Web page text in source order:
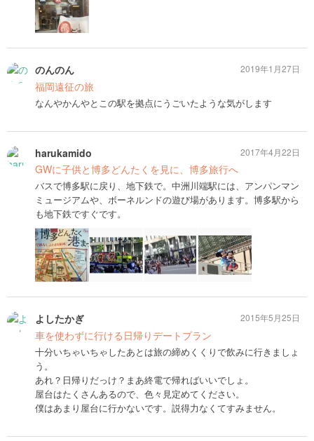
のんのん
福岡遠征の旅
なんやかんやとこの駅を拠点にうごいたような気がします
2019年1月27日
harukamido
GWに子供と博多どんたくを見に、博多旅行へ
バスで博多駅に戻り、地下鉄で。中洲川端駅には、アンパンマン
ミュージアムや、ボーネルンドの遊び場があります。博多駅から
も地下鉄ですぐです。
2017年4月22日
よしたかぎ
車を使わずに行ける日帰りデートプラン
十分いちゃいちゃしたあとは旅の締めくくりで飲みに行きましょ
う。
あれ？日帰りだっけ？まあ終電で帰ればいいでしょ。
屋台はたくさんあるので、色々見定めてください。
僕はあまり屋台に行かないです。説得力なくてすみません。
2015年5月25日